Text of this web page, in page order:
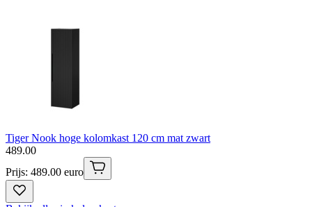
Tiger Nook hoge kolomkast 120 cm mat zwart
489.00
Prijs: 489.00 euro